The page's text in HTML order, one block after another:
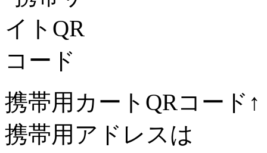
携帯用カートQRコード↑
携帯用アドレスは